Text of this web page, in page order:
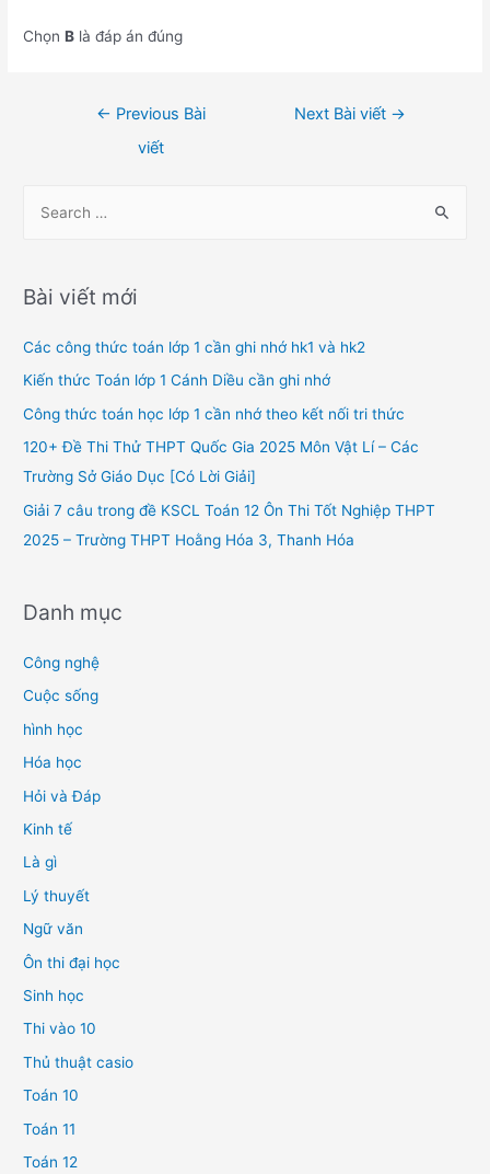
ChọnB là đáp án đúng
← Previous Bài
viết
Next Bài viết →
r
h
f
o
Bài viết mới
Các công thức toán lớp 1 cần ghi nhớ hk1 và hk2
Kiến thức Toán lớp 1 Cánh Diều cần ghi nhớ
Công thức toán học lớp 1 cần nhớ theo kết nối tri thức
120+ Đề Thi Thử THPT Quốc Gia 2025 Môn Vật Lí – Các
Trường Sở Giáo Dục [Có Lời Giải]
Giải 7 câu trong đề KSCL Toán 12 Ôn Thi Tốt Nghiệp THPT
2025 – Trường THPT Hoằng Hóa 3, Thanh Hóa
Danh mục
Công nghệ
Cuộc sống
hình học
Hóa học
Hỏi và Đáp
Kinh tế
Là gì
Lý thuyết
Ngữ văn
Ôn thi đại học
Sinh học
Thi vào 10
Thủ thuật casio
Toán 10
Toán 11
Toán 12